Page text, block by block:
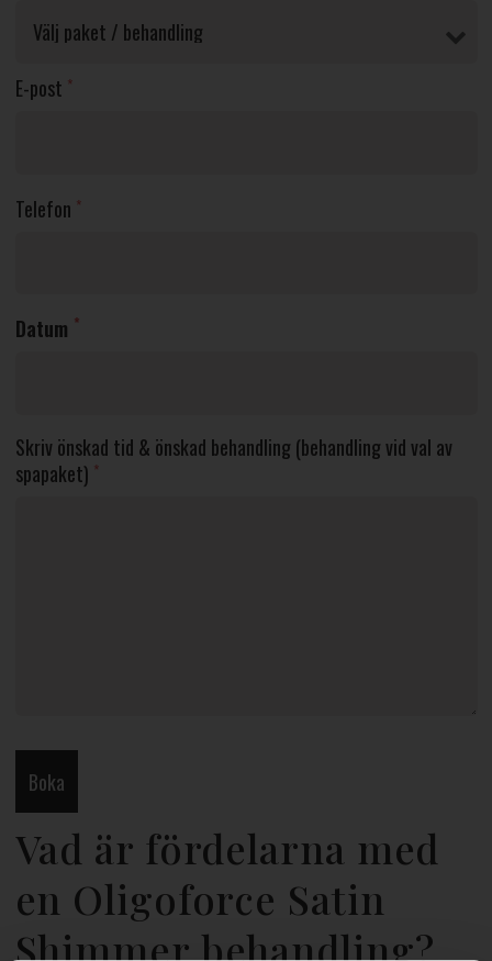
E-post *
Telefon *
Datum *
Skriv önskad tid & önskad behandling (behandling vid val av
spapaket) *
Vad är fördelarna med
en Oligoforce Satin
Shimmer behandling?